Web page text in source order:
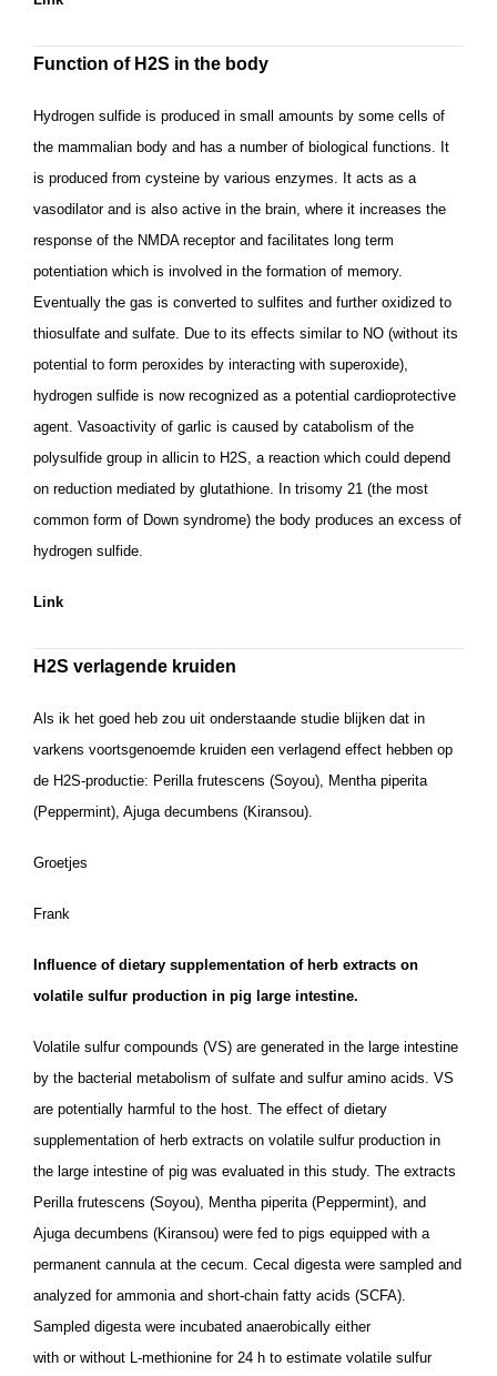
Function of H2S in the body
Hydrogen sulfide is produced in small amounts by some cells of
the mammalian body and has a number of biological functions. It
is produced from cysteine by various enzymes. It acts as a
vasodilator and is also active in the brain, where it increases the
response of the NMDA receptor and facilitates long term
potentiation which is involved in the formation of memory.
Eventually the gas is converted to sulfites and further oxidized to
thiosulfate and sulfate. Due to its effects similar to NO (without its
potential to form peroxides by interacting with superoxide),
hydrogen sulfide is now recognized as a potential cardioprotective
agent. Vasoactivity of garlic is caused by catabolism of the
polysulfide group in allicin to H2S, a reaction which could depend
on reduction mediated by glutathione. In trisomy 21 (the most
common form of Down syndrome) the body produces an excess of
hydrogen sulfide.
Link
H2S verlagende kruiden
Als ik het goed heb zou uit onderstaande studie blijken dat in
varkens voortsgenoemde kruiden een verlagend effect hebben op
de H2S-productie: Perilla frutescens (Soyou), Mentha piperita
(Peppermint), Ajuga decumbens (Kiransou).
Groetjes
Frank
Influence of dietary supplementation of herb extracts on
volatile sulfur production in pig large intestine.
Volatile sulfur compounds (VS) are generated in the large intestine
by the bacterial metabolism of sulfate and sulfur amino acids. VS
are potentially harmful to the host. The effect of dietary
supplementation of herb extracts on volatile sulfur production in
the large intestine of pig was evaluated in this study. The extracts
Perilla frutescens (Soyou), Mentha piperita (Peppermint), and
Ajuga decumbens (Kiransou) were fed to pigs equipped with a
permanent cannula at the cecum. Cecal digesta were sampled and
analyzed for ammonia and short-chain fatty acids (SCFA).
Sampled digesta were incubated anaerobically either
with or without L-methionine for 24 h to estimate volatile sulfur